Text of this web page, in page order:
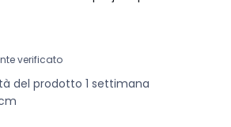
verificato
del prodotto 1 settimana